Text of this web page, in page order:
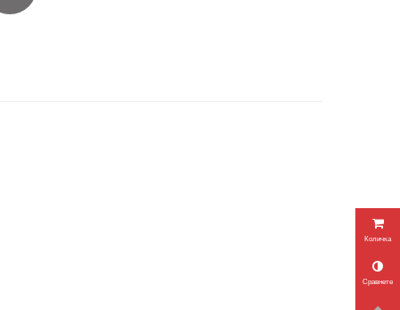
Количка
Сравнете